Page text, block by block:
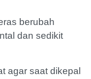
berubah
dan sedikit
agar saat dikepal